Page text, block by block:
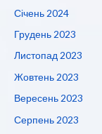
Січень 2024
Грудень 2023
Листопад 2023
Жовтень 2023
Вересень 2023
Серпень 2023